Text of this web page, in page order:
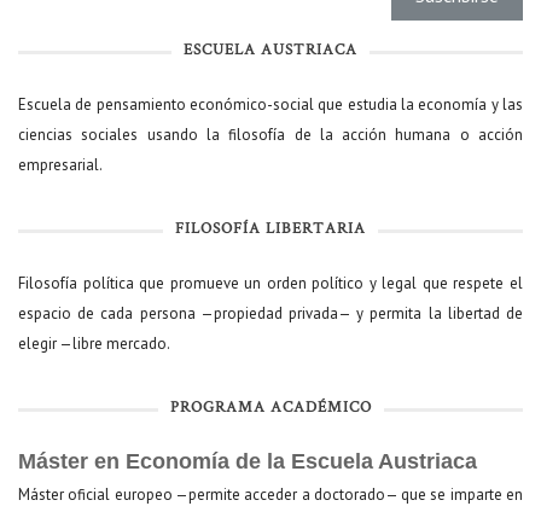
ESCUELA AUSTRIACA
Escuela de pensamiento económico-social que estudia la economía y las
ciencias sociales usando la filosofía de la acción humana o acción
empresarial.
FILOSOFÍA LIBERTARIA
Filosofía política que promueve un orden político y legal que respete el
espacio de cada persona —propiedad privada— y permita la libertad de
elegir —libre mercado.
PROGRAMA ACADÉMICO
Máster en Economía de la Escuela Austriaca
Máster oficial europeo —permite acceder a doctorado— que se imparte en